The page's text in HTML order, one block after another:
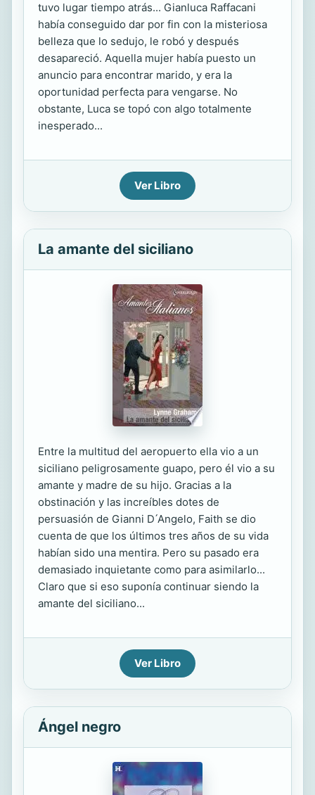
tuvo lugar tiempo atrás... Gianluca Raffacani
había conseguido dar por fin con la misteriosa
belleza que lo sedujo, le robó y después
desapareció. Aquella mujer había puesto un
anuncio para encontrar marido, y era la
oportunidad perfecta para vengarse. No
obstante, Luca se topó con algo totalmente
inesperado...
Ver Libro
La amante del siciliano
Entre la multitud del aeropuerto ella vio a un
siciliano peligrosamente guapo, pero él vio a su
amante y madre de su hijo. Gracias a la
obstinación y las increíbles dotes de
persuasión de Gianni D ́Angelo, Faith se dio
cuenta de que los últimos tres años de su vida
habían sido una mentira. Pero su pasado era
demasiado inquietante como para asimilarlo...
Claro que si eso suponía continuar siendo la
amante del siciliano...
Ver Libro
Ángel negro